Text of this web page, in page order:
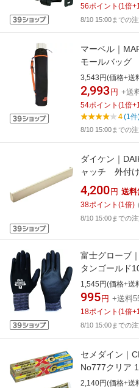
56ポイント (1倍+
8/10 15:00までの
マーベル｜
モールバッグ
3,543円(価格+送
2,993 円 +送
54ポイント (1倍+
4(1件
8/10 15:00までの
ダイケン｜
ャッチ 外付
4,200 円 送料
38ポイント (1倍)
8/10 15:00までの
富士グローブ
タンゴールド
1,545円(価格+送
995 円 +送料
18ポイント (1倍+
8/10 15:00までの
セメダイン｜
No777クリア
2,140円(価格+送